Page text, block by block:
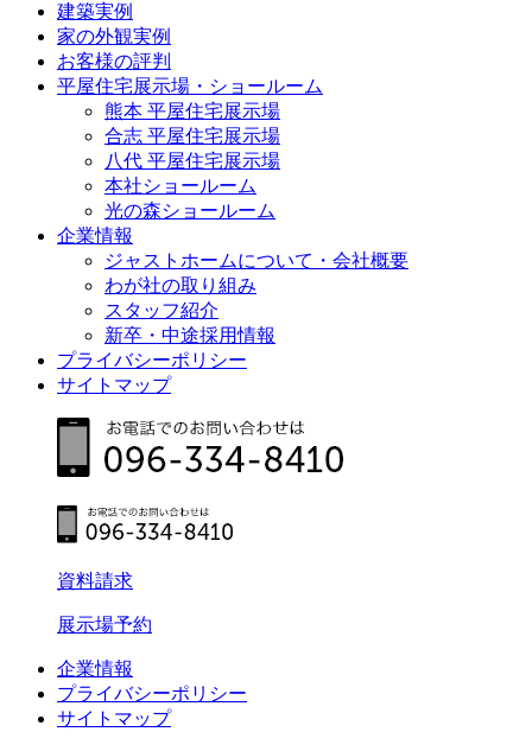
建築実例
家の外観実例
お客様の評判
平屋住宅展示場・ショールーム
熊本 平屋住宅展示場
合志 平屋住宅展示場
八代 平屋住宅展示場
本社ショールーム
光の森ショールーム
企業情報
ジャストホームについて・会社概要
わが社の取り組み
スタッフ紹介
新卒・中途採用情報
プライバシーポリシー
サイトマップ
資料請求
展示場予約
企業情報
プライバシーポリシー
サイトマップ